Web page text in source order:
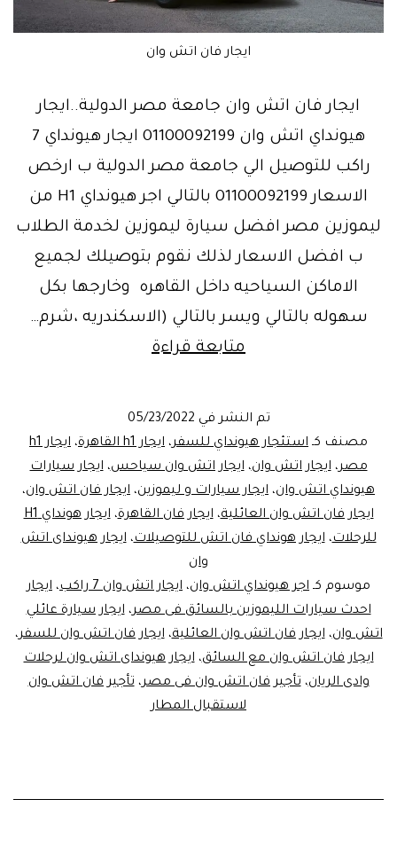
ايجار فان اتش وان
ايجار فان اتش وان جامعة مصر الدولية..ايجار
هيونداي اتش وان 01100092199 ايجار هيونداي 7
راكب للتوصيل الي جامعة مصر الدولية ب ارخص
الاسعار 01100092199 بالتالي اجر هيونداي H1 من
ليموزين مصر افضل سيارة ليموزين لخدمة الطلاب
ب افضل الاسعار لذلك نقوم بتوصيلك لجميع
الاماكن السياحيه داخل القاهره وخارجها بكل
سهوله بالتالي ويسر بالتالي (الاسكندريه ،شرم…
متابعة قراءة
الدولية:ايجار
هيونداي
اتش
وان
تم النشر في 05/23/2022
مصنف كـ استئجار هيونداي للسفر، ايجار h1 القاهرة ،
ايجار h1
مصر،ايجار اتش وان،ايجار اتش وان سياحس،ايجار سيارات
هيونداي اتش وان، ايجار سيارات و ليموزين، ايجار فان اتش وان،
ايجار فان اتش وان العائلية،ايجار فان القاهرة،
ايجار هونداي H1
للرحلات،ايجار هونداي فان اتش للتوصيلات،ايجار هيونداى اتش
وان
موسوم كـ اجر هيونداي اتش وان، ايجار اتش وان 7 راكب ، ايجار
احدث سيارات الليموزين بالسائق فى مصر،ايجار سيارة عائلي
اتش وان،ايجار فان اتش وان العائلية،ايجار فان اتش وان للسفر،
ايجار فان اتش وان مع السائق،ايجار هيونداى اتش وان لرحلات
وادى الريان،تأجير فان اتش وان فى مصر،تأجير فان اتش وان
لاستقبال المطار